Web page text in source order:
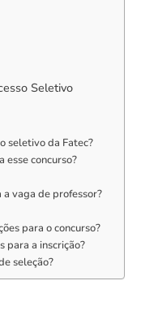
Seletivo
seletivo da Fatec?
esse concurso?
vaga de professor?
para o concurso?
para a inscrição?
seleção?